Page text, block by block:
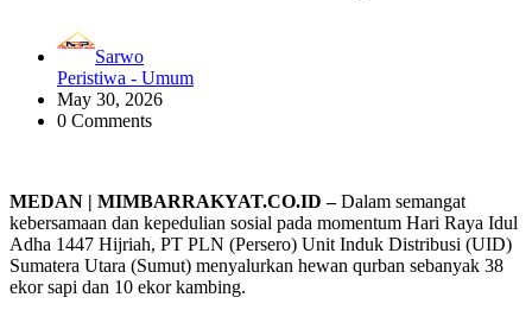
Sarwo
Peristiwa - Umum
May 30, 2026
0 Comments
MEDAN | MIMBARRAKYAT.CO.ID –Dalam semangat
kebersamaan dan kepedulian sosial pada momentum Hari Raya Idul
Adha 1447 Hijriah, PT PLN (Persero) Unit Induk Distribusi (UID)
Sumatera Utara (Sumut) menyalurkan hewan qurban sebanyak 38
ekor sapi dan 10 ekor kambing.